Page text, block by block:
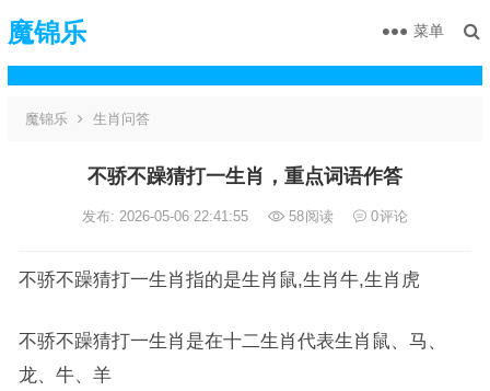
魔锦乐 菜单
魔锦乐 生肖问答
不骄不躁猜打一生肖，重点词语作答
发布: 2026-05-06 22:41:55 58阅读 0评论
不骄不躁猜打一生肖指的是生肖鼠,生肖牛,生肖虎
不骄不躁猜打一生肖是在十二生肖代表生肖鼠、马、
龙、牛、羊